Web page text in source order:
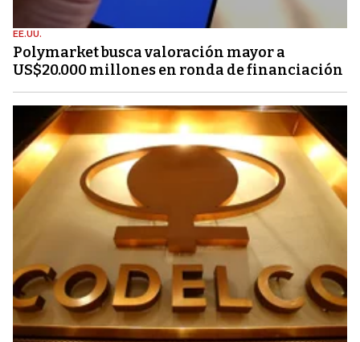
EE.UU.
Polymarket busca valoración mayor a
US$20.000 millones en ronda de financiación